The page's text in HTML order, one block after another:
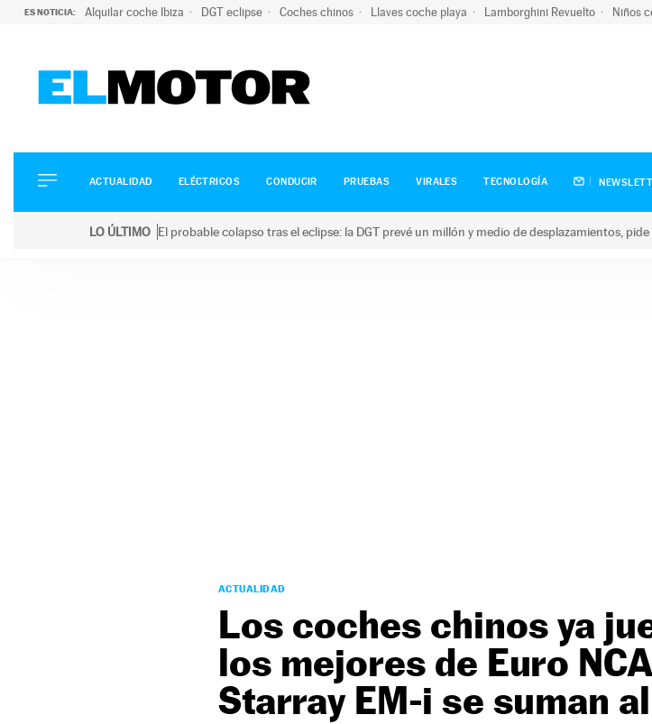
ES NOTICIA: Alquilar coche Ibiza DGT eclipse Coches chinos Llaves coche playa Lamborghini Revuelto Niños
ELÉCTRICOS
CONDUCIR
ACTUALIDAD ELÉCTRICOS CONDUCIR PRUEBAS VIRALES TECNOLOGÍA
LO ÚLTIMO El probable colapso tras el eclipse: la DGT prevé un millón y medio de desplazamientos,
ACTUALIDAD
Los coches chinos ya
los mejores de Euro
Starray EM-i se suman